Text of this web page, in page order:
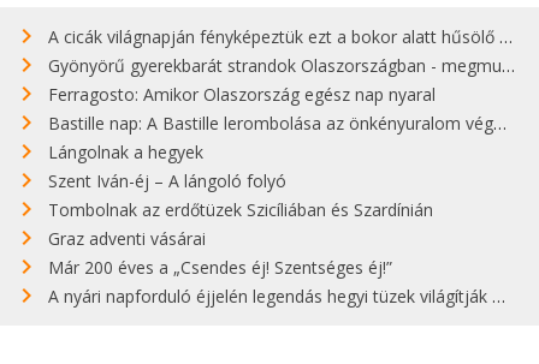
A cicák világnapján fényképeztük ezt a bokor alatt hűsölő cicát Kisorosziban
Gyönyörű gyerekbarát strandok Olaszországban - megmutatjuk a 15 legjobbat
Ferragosto: Amikor Olaszország egész nap nyaral
Bastille nap: A Bastille lerombolása az önkényuralom végét jelentette
Lángolnak a hegyek
Szent Iván-éj – A lángoló folyó
Tombolnak az erdőtüzek Szicíliában és Szardínián
Graz adventi vásárai
Már 200 éves a „Csendes éj! Szentséges éj!”
A nyári napforduló éjjelén legendás hegyi tüzek világítják meg Zugspitzét